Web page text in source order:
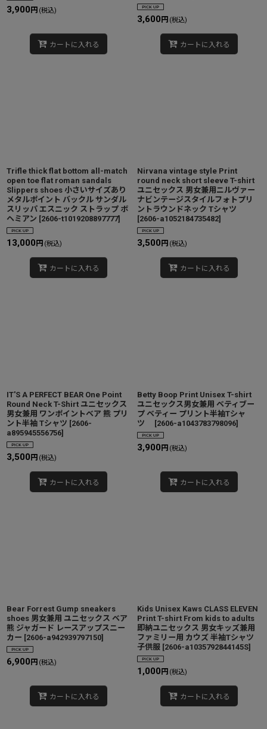
3,900 円 (税込)
カートに入れる
3,600 円 (税込)
カートに入れる
Trifle thick flat bottom all-match
open toe flat roman sandals
Slippers shoes 小さいサイズあり
メタルポイント バックル サンダル
スリッパ エスニック ストラップ ボ
ヘミアン [2606-t1019208897777]
13,000 円 (税込)
カートに入れる
Nirvana vintage style Print
round neck short sleeve T-shirt
ユニセックス 男女兼用ニルヴァー
ナビンテージスタイルフォトプリ
ントラウンドネック Tシャツ
[2606-a1052184735482]
3,500 円 (税込)
カートに入れる
IT'S A PERFECT BEAR One Point
Round Neck T-Shirt ユニセックス
男女兼用 ワンポイントベア 熊 プリ
ント半袖 Tシャツ [2606-
a895945556756]
3,500 円 (税込)
カートに入れる
Betty Boop Print Unisex T-shirt
ユニセックス男女兼用 ベティブー
プ ベティー プリント半袖Tシャ
ツ
[2606-a1043783798096]
3,900 円 (税込)
カートに入れる
Bear Forrest Gump sneakers
shoes 男女兼用 ユニセックス ベア
熊 ジャガード レースアップスニー
カー [2606-a942939797150]
6,900 円 (税込)
カートに入れる
Kids Unisex Kaws CLASS ELEVEN
Print T-shirt From kids to adults
即納ユニセックス 男女キッズ兼用
ファミリー用 カウズ 半袖Tシャツ
子供服 [2606-a1035792844145S]
1,000 円 (税込)
カートに入れる